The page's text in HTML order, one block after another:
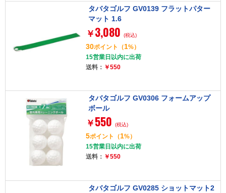
タバタゴルフ GV0139 フラットパター
マット 1.6
￥ 3,080 (税込)
30ポイント （1%）
15営業日以内に出荷
送料： ￥550
タバタゴルフ GV0306 フォームアップ
ボール
￥ 550 (税込)
5ポイント （1%）
15営業日以内に出荷
送料： ￥550
タバタゴルフ GV0285 ショットマット2